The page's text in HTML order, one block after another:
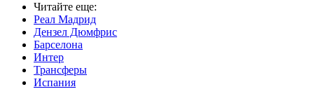
Читайте еще:
Реал Мадрид
Дензел Дюмфрис
Барселона
Интер
Трансферы
Испания